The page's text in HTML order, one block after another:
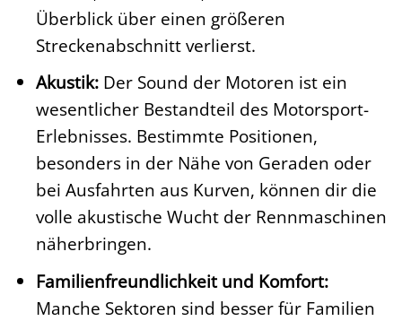
Überblick über einen größeren
Streckenabschnitt verlierst.
Akustik:Der Sound der Motoren ist ein
wesentlicher Bestandteil des Motorsport-
Erlebnisses. Bestimmte Positionen,
besonders in der Nähe von Geraden oder
bei Ausfahrten aus Kurven, können dir die
volle akustische Wucht der Rennmaschinen
näherbringen.
Familienfreundlichkeit und Komfort:
Manche Sektoren sind besser für Familien